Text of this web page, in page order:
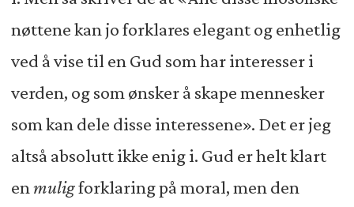
nøttene kan jo forklares elegant og enhetlig
ved å vise til en Gud som har interesser i
verden, og som ønsker å skape mennesker
som kan dele disse interessene». Det er jeg
altså absolutt ikke enig i. Gud er helt klart
enmuligforklaring på moral, men den